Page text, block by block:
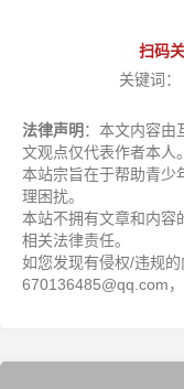
扫码
关键词：
法律声明 ：本文内容由
文观点仅代表作者本人。
本站宗旨在于帮助青少
理困扰。
本站不拥有文章和内容
相关法律责任。
如您发现有侵权/违规
670136485@qq.com